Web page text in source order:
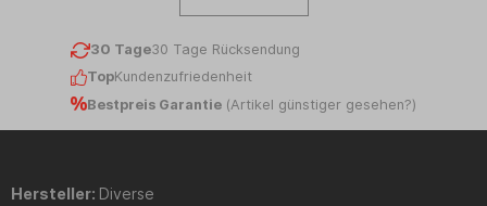
30 Tage30 Tage Rücksendung
TopKundenzufriedenheit
Bestpreis Garantie (Artikel günstiger gesehen?)
Hersteller: Diverse